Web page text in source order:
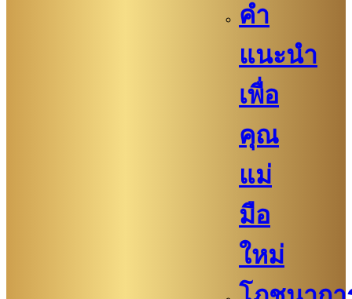
คำ
แนะนำ
เพื่อ
คุณ
แม่
มือ
ใหม่